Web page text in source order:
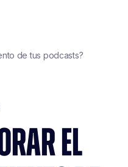
de tus podcasts?
EL